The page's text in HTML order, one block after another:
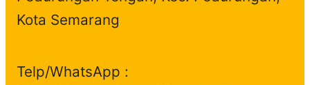
Kota Semarang
Telp/WhatsApp :